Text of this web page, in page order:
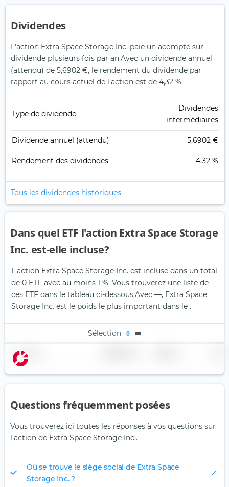
Dividendes
L'action Extra Space Storage Inc. paie un acompte sur
dividende plusieurs fois par an.Avec un dividende annuel
(attendu) de 5,6902 €, le rendement du dividende par
rapport au cours actuel de l'action est de 4,32 %.
Type de dividende
Dividendes
intermédiaires
Dividende annuel (attendu) 5,6902 €
Rendement des dividendes 4,32 %
Tous les dividendes historiques
Dans quel ETF l'action Extra Space Storage
Inc. est-elle incluse?
L'action Extra Space Storage Inc. est incluse dans un total
de 0 ETF avec au moins 1 %. Vous trouverez une liste de
ces ETF dans le tableau ci-dessous.Avec —, Extra Space
Storage Inc. est le poids le plus important dans le .
Sélection 0
Nom
Questions fréquemment posées
Vous trouverez ici toutes les réponses à vos questions sur
l'action de Extra Space Storage Inc..
Où se trouve le siège social de Extra Space
Storage Inc. ?